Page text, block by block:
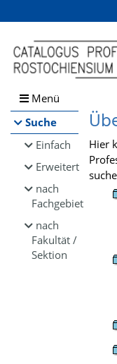
Browsen
direkt zum Inhalt
Menü
Suche
Einfach
Erweitert
nach
Fachgebiet
nach
Fakultät /
Sektion
Hier